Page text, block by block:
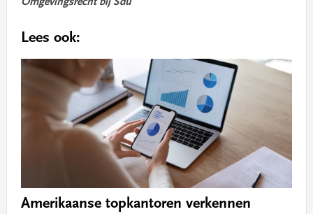
Lees ook:
Amerikaanse topkantoren verkennen